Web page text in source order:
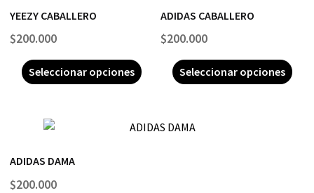
YEEZY CABALLERO
$200.000
Seleccionar opciones
ADIDAS CABALLERO
$200.000
Seleccionar opciones
ADIDAS DAMA
$200.000